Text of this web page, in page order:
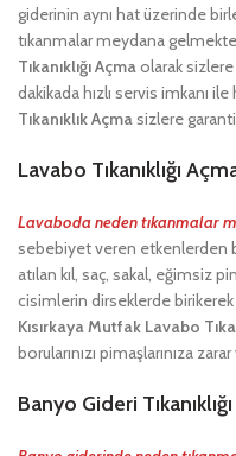
giderinin aynı hat üzerinde
tıkanmalar meydana
Tıkanıklığı Açmaolarak
dakikada hızlı servis imkanı
Tıkanıklık Açmasizlere
Lavabo Tıkanıklığı
Lavaboda neden tıkanmalar
sebebiyet veren etkenlerden
atılan kıl, saç, sakal, eğimsiz
cisimlerin dirseklerde
Kısırkaya Mutfak Lavabo
borularınızı pimaşlarınıza
Banyo Gideri